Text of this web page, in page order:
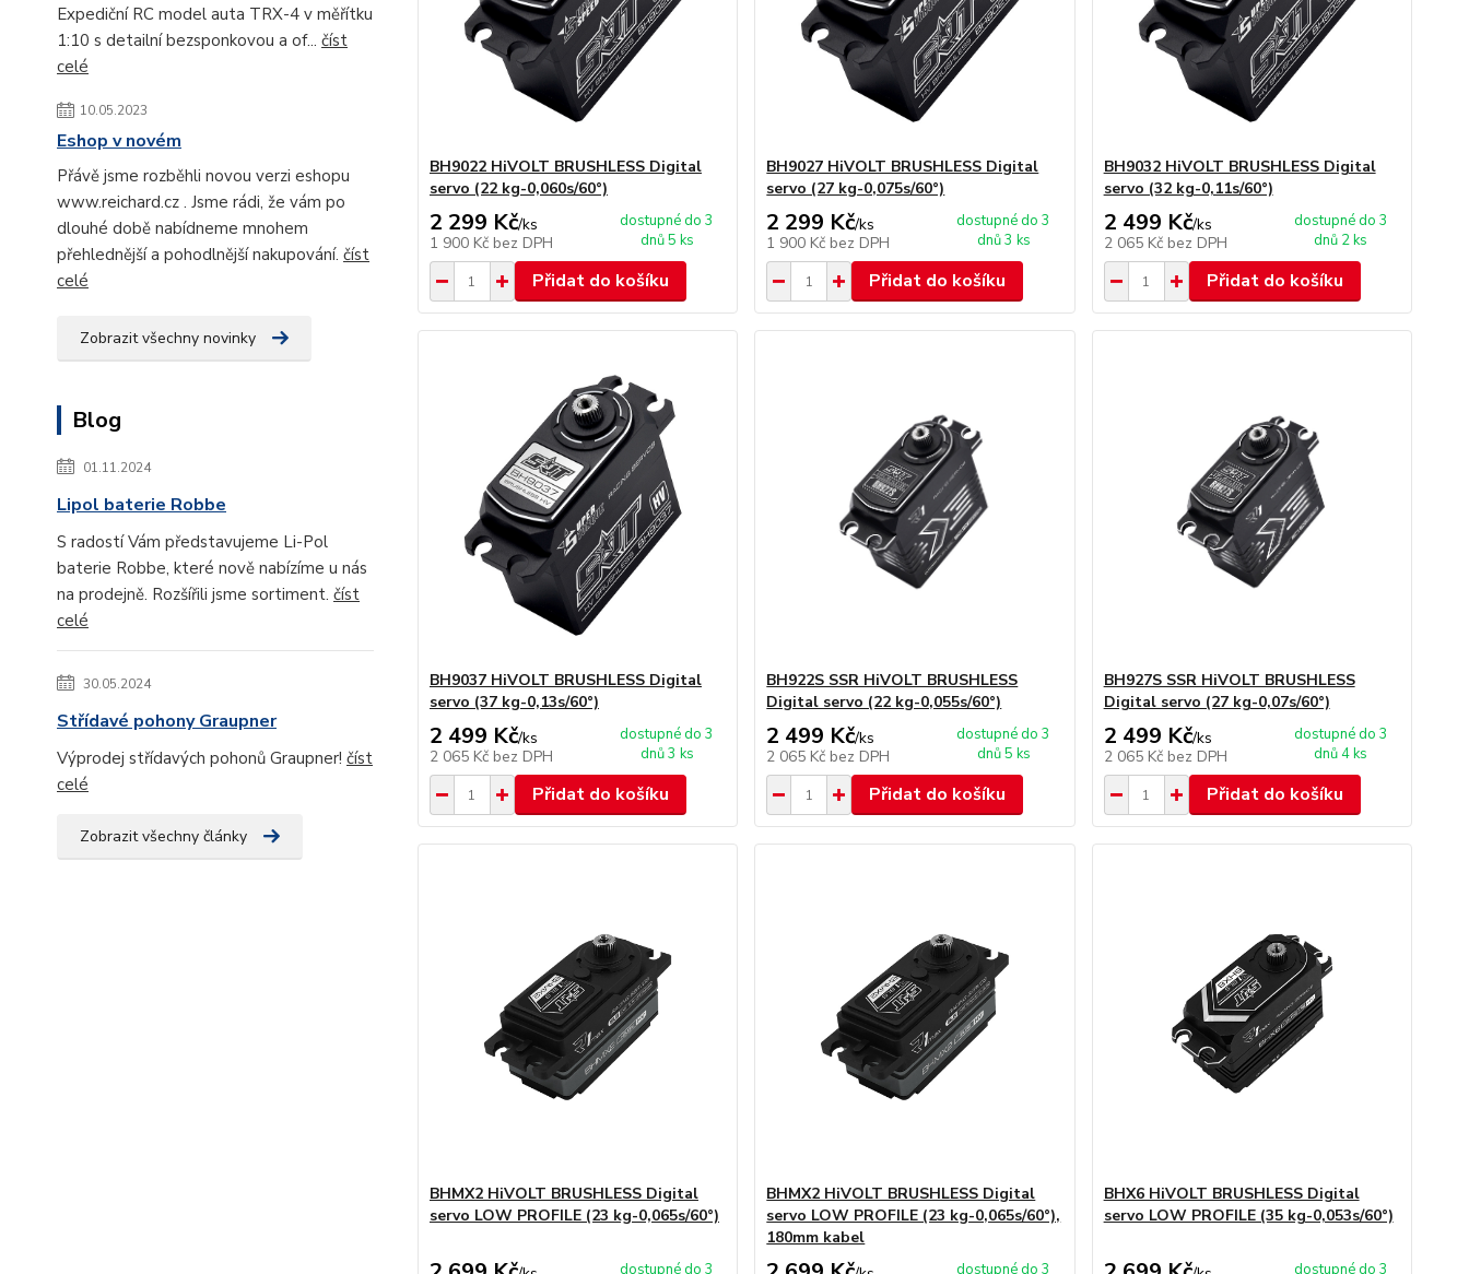
Expediční RC model auta TRX-4 v měřítku
1:10 s detailní bezsponkovou a of... číst
celé
10.05.2023
Eshop v novém
Přávě jsme rozběhli novou verzi eshopu
www.reichard.cz . Jsme rádi, že vám po
dlouhé době nabídneme mnohem
přehlednější a pohodlnější nakupování. číst
celé
Zobrazit všechny novinky
Blog
01.11.2024
Lipol baterie Robbe
S radostí Vám představujeme Li-Pol
baterie Robbe, které nově nabízíme u nás
na prodejně. Rozšířili jsme sortiment. číst
celé
30.05.2024
Střídavé pohony Graupner
Výprodej střídavých pohonů Graupner! číst
celé
Zobrazit všechny články
BH9022 HiVOLT BRUSHLESS Digital
servo (22 kg-0,060s/60°)
2 299 Kč/ks
1 900 Kč bez DPH
dostupné do 3
dnů 5 ks
Přidat do košíku
BH9027 HiVOLT BRUSHLESS Digital
servo (27 kg-0,075s/60°)
2 299 Kč/ks
1 900 Kč bez DPH
dostupné do 3
dnů 3 ks
Přidat do košíku
BH9032 HiVOLT BRUSHLESS Digital
servo (32 kg-0,11s/60°)
2 499 Kč/ks
2 065 Kč bez DPH
dostupné do 3
dnů 2 ks
Přidat do košíku
BH9037 HiVOLT BRUSHLESS Digital
servo (37 kg-0,13s/60°)
2 499 Kč/ks
2 065 Kč bez DPH
dostupné do 3
dnů 3 ks
Přidat do košíku
BH922S SSR HiVOLT BRUSHLESS
Digital servo (22 kg-0,055s/60°)
2 499 Kč/ks
2 065 Kč bez DPH
dostupné do 3
dnů 5 ks
Přidat do košíku
BH927S SSR HiVOLT BRUSHLESS
Digital servo (27 kg-0,07s/60°)
2 499 Kč/ks
2 065 Kč bez DPH
dostupné do 3
dnů 4 ks
Přidat do košíku
BHMX2 HiVOLT BRUSHLESS Digital
servo LOW PROFILE (23 kg-0,065s/60°)
dostupné do 3
BHMX2 HiVOLT BRUSHLESS Digital
servo LOW PROFILE (23 kg-0,065s/60°),
180mm kabel
dostupné do 3
BHX6 HiVOLT BRUSHLESS Digital
servo LOW PROFILE (35 kg-0,053s/60°)
dostupné do 3